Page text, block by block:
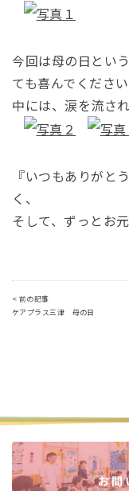
今回は母の日とい
ても喜んでください
中には、涙を流さ
『いつもありがと
く、
そして、ずっとお
< 前の記事
ケアプラス三津 母の日